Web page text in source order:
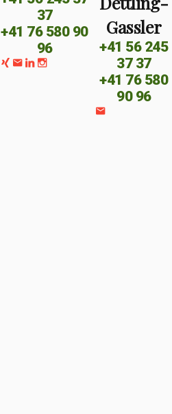
37
+41 76 580 90
96
Gassler
+41 56 245
37 37
+41 76 580
90 96